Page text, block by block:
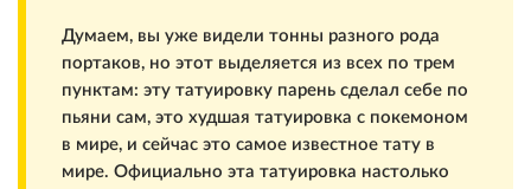
Думаем, вы уже видели тонны разного рода
портаков, но этот выделяется из всех по трем
пунктам: эту татуировку парень сделал себе по
пьяни сам, это худшая татуировка с покемоном
в мире, и сейчас это самое известное тату в
мире. Официально эта татуировка настолько